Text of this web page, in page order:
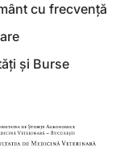
cu frecvență
și Burse